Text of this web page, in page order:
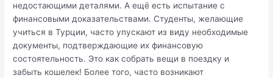
недостающими деталями. А ещё есть испытание с
финансовыми доказательствами. Студенты, желающие
учиться в Турции, часто упускают из виду необходимые
документы, подтверждающие их финансовую
состоятельность. Это как собрать вещи в поездку и
забыть кошелек! Более того, часто возникают